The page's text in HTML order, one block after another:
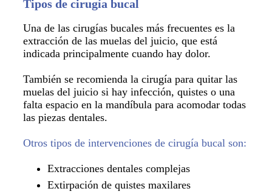
Tipos de cirugía bucal
Una de las cirugías bucales más frecuentes es la
extracción de las muelas del juicio, que está
indicada principalmente cuando hay dolor.
También se recomienda la cirugía para quitar las
muelas del juicio si hay infección, quistes o una
falta espacio en la mandíbula para acomodar todas
las piezas dentales.
Otros tipos de intervenciones de cirugía bucal son:
Extracciones dentales complejas
Extirpación de quistes maxilares